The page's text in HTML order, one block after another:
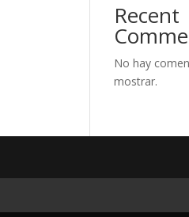
Recent
No hay
mostrar.